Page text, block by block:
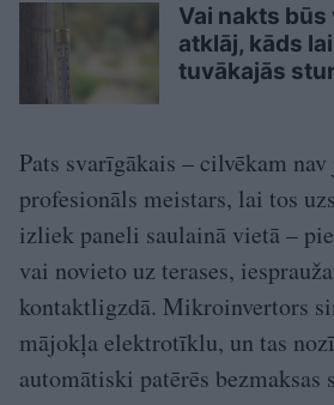
Vai nakts
atklāj, kāds
tuvākajās
Pats svarīgākais – cilvēkam nav
profesionāls meistars, lai tos
izliek paneli saulainā vietā –
vai novieto uz terases,
kontaktligzdā. Mikroinvertors
mājokļa elektrotīklu, un tas
automātiski patērēs bezmaksas